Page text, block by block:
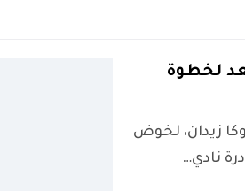
لخطوة
زيدان، لخوض
نادي…